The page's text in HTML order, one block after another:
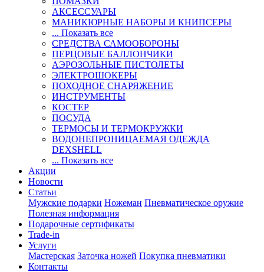
АКСЕССУАРЫ
МАНИКЮРНЫЕ НАБОРЫ И КНИПСЕРЫ
... Показать все
СРЕДСТВА САМООБОРОНЫ
ПЕРЦОВЫЕ БАЛЛОНЧИКИ
АЭРОЗОЛЬНЫЕ ПИСТОЛЕТЫ
ЭЛЕКТРОШОКЕРЫ
ПОХОДНОЕ СНАРЯЖЕНИЕ
ИНСТРУМЕНТЫ
КОСТЕР
ПОСУДА
ТЕРМОСЫ И ТЕРМОКРУЖКИ
ВОДОНЕПРОНИЦАЕМАЯ ОДЕЖДА
DEXSHELL
... Показать все
Акции
Новости
Статьи
Мужские подарки Ножеман Пневматическое оружие
Полезная информация
Подарочные сертификаты
Trade-in
Услуги
Мастерская Заточка ножей Покупка пневматики
Контакты